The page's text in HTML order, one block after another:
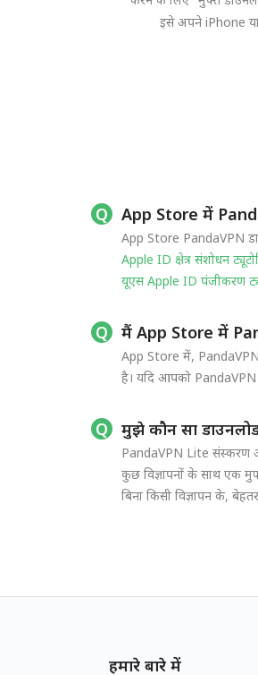
इसे अपने iPhone
App Store में
App Store PandaVPN
Apple ID क्षेत्र संशोधन
यूएस Apple ID पंजीकरण
मैं App Store में
App Store में,
है। यदि आपको
मुझे कौन सा
PandaVPN Lite संस्करण
कुछ विज्ञापनों के साथ एक
बिना किसी विज्ञापन के,
हमारे बारे में